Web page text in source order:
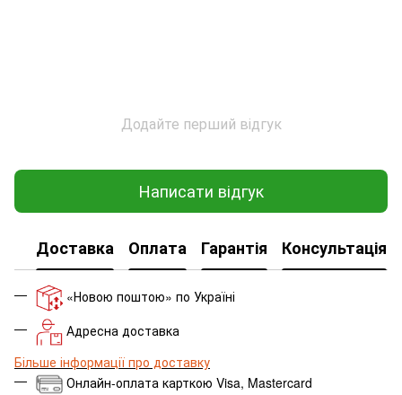
Додайте перший відгук
Написати відгук
Доставка Оплата Гарантія Консультація
«Новою поштою» по Україні
Адресна доставка
Більше інформації про доставку
Онлайн-оплата карткою Visa, Mastercard